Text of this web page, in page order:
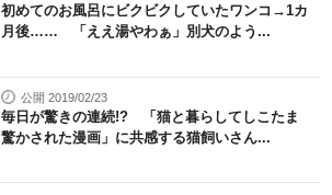
初めてのお風呂にビクビクしていたワンコ→1カ
月後…… 「ええ湯やわぁ」別犬のよう...
公開 2019/02/23
毎日が驚きの連続!? 「猫と暮らしてしこたま
驚かされた漫画」に共感する猫飼いさん...